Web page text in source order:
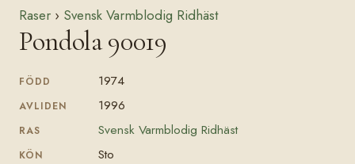
Raser › Svensk Varmblodig Ridhäst
Pondola 90019
FÖDD 1974
AVLIDEN 1996
RAS Svensk Varmblodig Ridhäst
KÖN Sto